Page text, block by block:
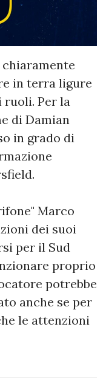
in terra ligure
Per la
di Damian
in grado di
Marco
dei suoi
per il Sud
proprio
potrebbe
anche se per
le attenzioni